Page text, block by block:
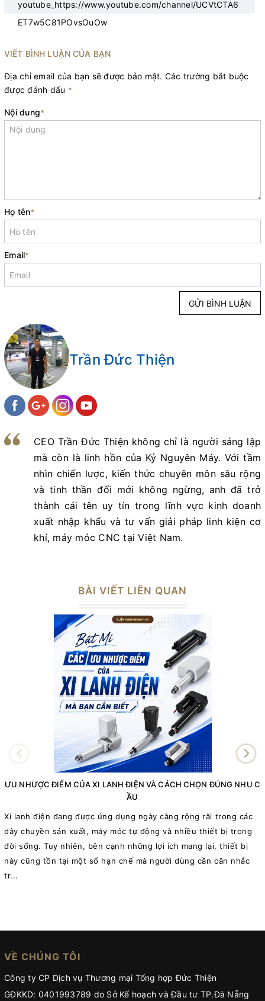
youtube_https://www.youtube.com/channel/UCVtCTA6
ET7w5C81POvsOuOw
VIẾT BÌNH LUẬN CỦA BẠN
Địa chỉ email của bạn sẽ được bảo mật. Các trường bắt buộc
được đánh dấu *
Nội dung*
Họ tên*
Email*
GỬI BÌNH LUẬN
Trần Đức Thiện
CEO Trần Đức Thiện không chỉ là người sáng lập
mà còn là linh hồn của Kỷ Nguyên Máy. Với tầm
nhìn chiến lược, kiến thức chuyên môn sâu rộng
và tinh thần đổi mới không ngừng, anh đã trở
thành cái tên uy tín trong lĩnh vực kinh doanh
xuất nhập khẩu và tư vấn giải pháp linh kiện cơ
khí, máy móc CNC tại Việt Nam.
BÀI VIẾT LIÊN QUAN
ƯU NHƯỢC ĐIỂM CỦA XI LANH ĐIỆN VÀ CÁCH CHỌN ĐÚNG NHU C
ẦU
Xi lanh điện đang được ứng dụng ngày càng rộng rãi trong các
dây chuyền sản xuất, máy móc tự động và nhiều thiết bị trong
đời sống. Tuy nhiên, bên cạnh những lợi ích mang lại, thiết bị
này cũng tồn tại một số hạn chế mà người dùng cần cân nhắc
tr...
VỀ CHÚNG TÔI
Công ty CP Dịch vụ Thương mại Tổng hợp Đức Thiện
GĐKKD: 0401993789 do Sở Kế hoạch và Đầu tư TP.Đà Nẵng